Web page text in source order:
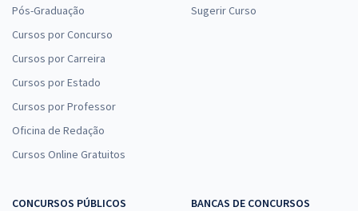
Pós-Graduação
Cursos por Concurso
Cursos por Carreira
Cursos por Estado
Cursos por Professor
Oficina de Redação
Cursos Online Gratuitos
Sugerir Curso
CONCURSOS PÚBLICOS
BANCAS DE CONCURSOS